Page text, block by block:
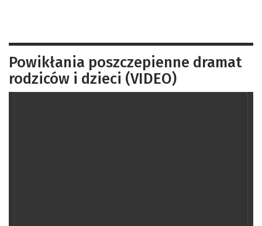
Powikłania poszczepienne dramat
rodziców i dzieci (VIDEO)